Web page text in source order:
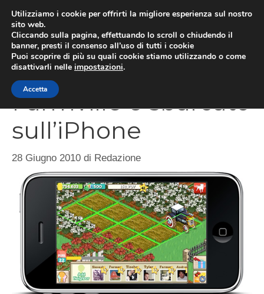
contenuto
Farmville è sbarcato
sull’iPhone
28 Giugno 2010 di Redazione
Utilizziamo i cookie per offrirti la migliore esperienza sul nostro
sito web.
Cliccando sulla pagina, effettuando lo scroll o chiudendo il
banner, presti il consenso all’uso di tutti i cookie
Puoi scoprire di più su quali cookie stiamo utilizzando o come
disattivarli nelle impostazioni.
Accetta